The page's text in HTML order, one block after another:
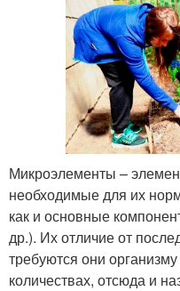
Микроэлементы –
необходимые для их
как и основные
др.). Их отличие от
требуются они
количествах, отсюда и